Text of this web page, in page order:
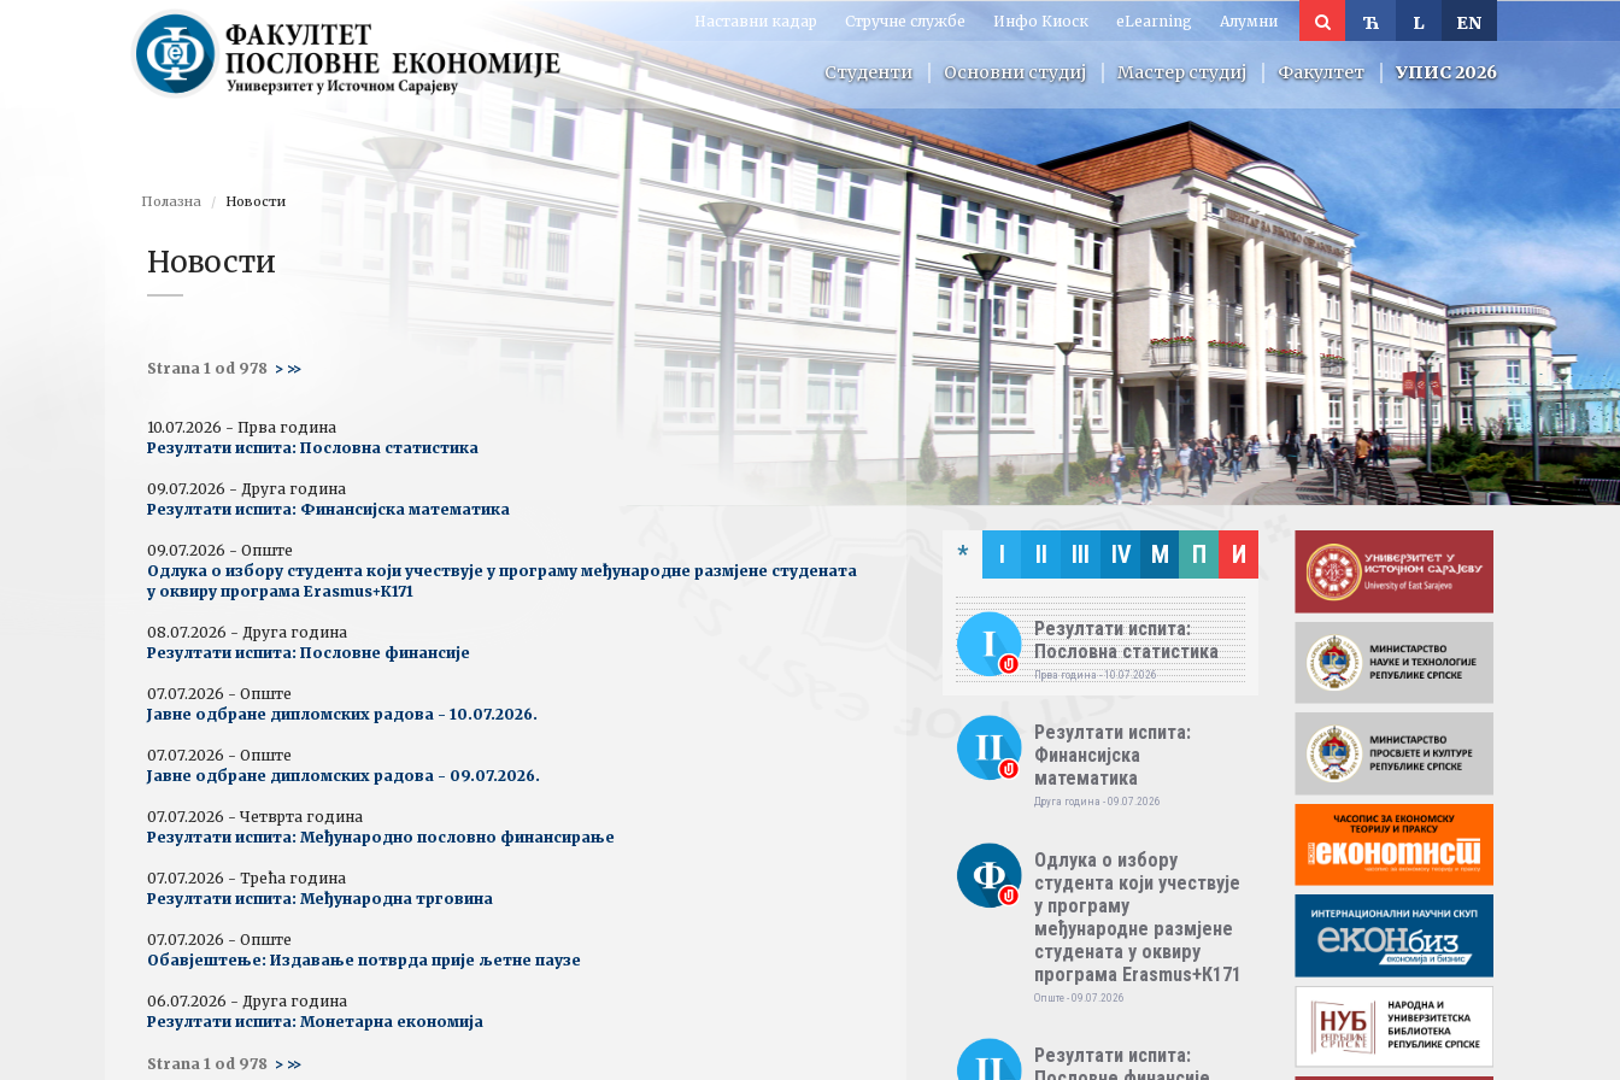
EN
L
Ћ
Наставни кадар Стручне службе Инфо Киоск eLearning Алумни
Студенти Основни студиј Мастер студиј Факултет УПИС 2026
Полазна Новости
Новости
Strana 1 od 978 > >>
10.07.2026 - Прва година
Резултати испита: Пословна статистика
09.07.2026 - Друга година
Резултати испита: Финансијска математика
09.07.2026 - Опште
Одлука о избору студента који учествује у програму међународне размјене студената
у оквиру програма Erasmus+К171
08.07.2026 - Друга година
Резултати испита: Пословне финансије
07.07.2026 - Опште
Јавне одбране дипломских радова - 10.07.2026.
07.07.2026 - Опште
Јавне одбране дипломских радова - 09.07.2026.
07.07.2026 - Четврта година
Резултати испита: Међународно пословно финансирање
07.07.2026 - Трећа година
Резултати испита: Међународна трговина
07.07.2026 - Опште
Обавјештење: Издавање потврда прије љетне паузе
06.07.2026 - Друга година
Резултати испита: Монетарна економија
Strana 1 od 978 > >>
* I II III IV M П И
Резултати испита:
Пословна статистика
Прва година - 10.07.2026
Резултати испита:
Финансијска
математика
Друга година - 09.07.2026
Одлука о избору
студента који учествује
у програму
међународне размјене
студената у оквиру
програма Erasmus+К171
Опште - 09.07.2026
Резултати испита: